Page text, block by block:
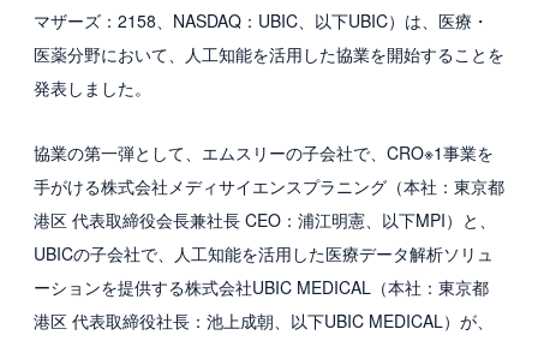
国内グループ会社
海外グループ会社
投資家情報・プレスリリース
IR
プレスリリース
マザーズ：2158、NASDAQ：UBIC、以下UBIC）は、医療・
医薬分野において、人工知能を活用した協業を開始することを
発表しました。
協業の第一弾として、エムスリーの子会社で、CRO※1事業を
手がける株式会社メディサイエンスプラニング（本社：東京都
港区 代表取締役会長兼社長 CEO：浦江明憲、以下MPI）と、
UBICの子会社で、人工知能を活用した医療データ解析ソリュ
ーションを提供する株式会社UBIC MEDICAL（本社：東京都
港区 代表取締役社長：池上成朝、以下UBIC MEDICAL）が、